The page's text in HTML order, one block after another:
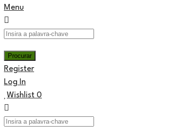
Menu
Register
Log In
Wishlist 0